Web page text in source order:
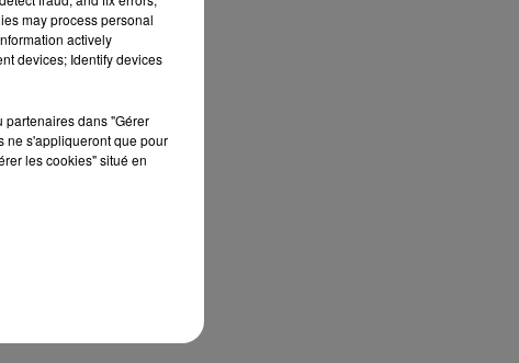
may process personal
actively
devices; Identify devices
partenaires dans "Gérer
ne s'appliqueront que pour
les cookies" situé en